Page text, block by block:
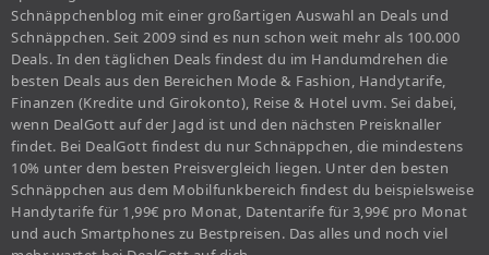
Schnäppchenblog mit einer großartigen Auswahl an Deals und
Schnäppchen. Seit 2009 sind es nun schon weit mehr als 100.000
Deals. In den täglichen Deals findest du im Handumdrehen die
besten Deals aus den Bereichen Mode & Fashion, Handytarife,
Finanzen (Kredite und Girokonto), Reise & Hotel uvm. Sei dabei,
wenn DealGott auf der Jagd ist und den nächsten Preisknaller
findet. Bei DealGott findest du nur Schnäppchen, die mindestens
10% unter dem besten Preisvergleich liegen. Unter den besten
Schnäppchen aus dem Mobilfunkbereich findest du beispielsweise
Handytarife für 1,99€ pro Monat, Datentarife für 3,99€ pro Monat
und auch Smartphones zu Bestpreisen. Das alles und noch viel